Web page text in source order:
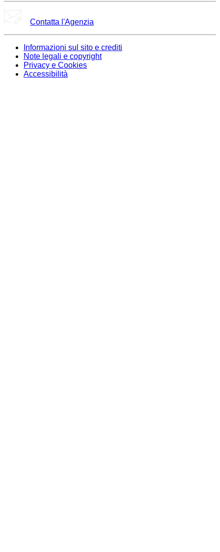
Contatta l'Agenzia
Informazioni sul sito e crediti
Note legali e copyright
Privacy e Cookies
Accessibilità